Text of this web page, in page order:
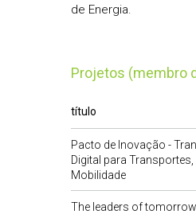
de Energia.
Projetos (membro
título
Pacto de Inovação -
Digital para
Mobilidade
The leaders of tomorrow